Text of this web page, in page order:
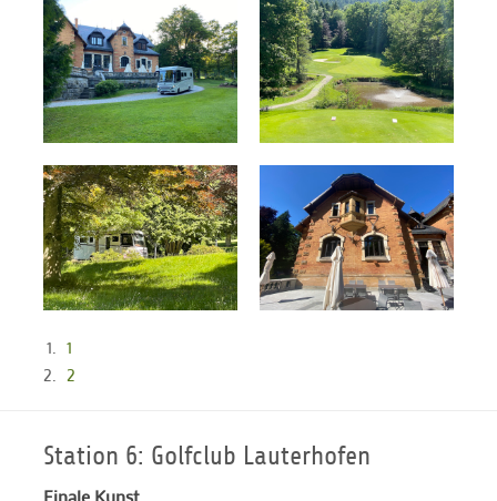
1
2
Station 6: Golfclub Lauterhofen
Finale Kunst